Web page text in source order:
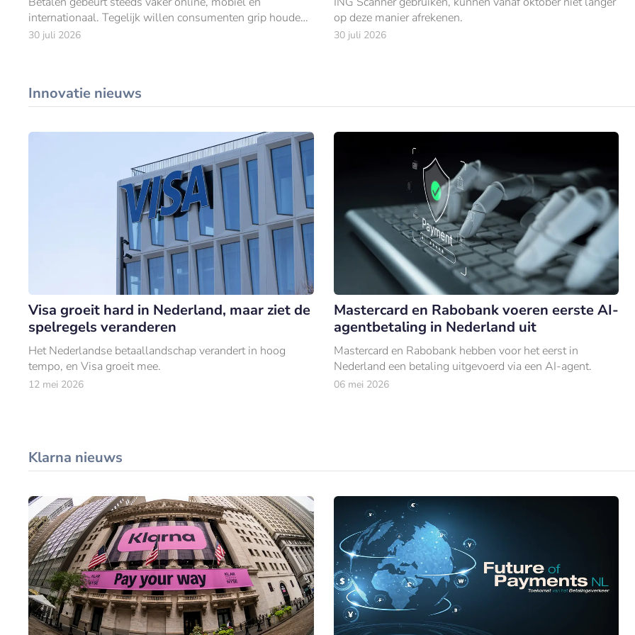
internationaal. Tegelijk willen consumenten grip houden
op hun uitgaven.
30 juli 2026
op deze manier afrekenen.
30 juli 2026
Innovatie nieuws
Visa groeit hard in Nederland, maar ziet de
spelregels veranderen
Het Nederlandse betaallandschap verandert in hoog
tempo, en Visa groeit mee.
12 mei 2026
Mastercard en Rabobank voeren eerste AI-
agentbetaling in Nederland uit
Mastercard en Rabobank hebben voor het eerst in
Nederland een betaling uitgevoerd via een AI-agent.
06 mei 2026
Klarna nieuws